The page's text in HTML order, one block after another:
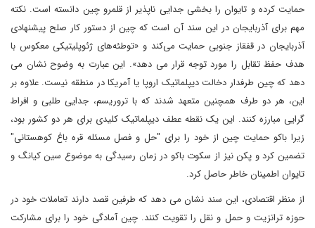
حمایت کرده و تایوان را بخشی جدایی ناپذیر از قلمرو چین دانسته است. نکته
مهم برای آذربایجان در این سند آن است که چین از دستور کار صلح پیشنهادی
آذربایجان در قفقاز جنوبی حمایت می‌کند و «توطئه‌های ژئوپلیتیکی معکوس با
هدف حفظ تقابل را مورد توجه قرار می دهد». این عبارت به وضوح نشان می
دهد که چین طرفدار دخالت دیپلماتیک اروپا یا آمریکا در منطقه نیست. علاوه بر
این، هر دو طرف همچنین متعهد شدند که با تروریسم، جدایی طلبی و افراط
گرایی مبارزه کنند. این یک نقطه عطف دیپلماتیک کلیدی برای هر دو کشور بود،
زیرا باکو حمایت چین از خود را برای "حل و فصل مسئله قره باغ کوهستانی"
تضمین کرد و پکن نیز از سکوت باکو در زمان رسیدگی به موضوع سین کیانگ و
تایوان اطمینان خاطر حاصل کرد.
از منظر اقتصادی، این سند نشان می دهد که طرفین قصد دارند تعاملات خود در
حوزه ترانزیت و حمل و نقل را تقویت کنند. چین آمادگی خود را برای مشارکت